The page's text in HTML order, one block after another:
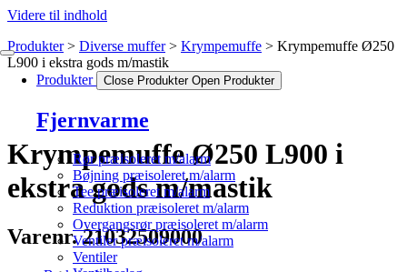
Videre til indhold
Produkter Close Produkter Open Produkter
Fjernvarme
Rør præisoleret m/alarm
Bøjning præisoleret m/alarm
Tee præisoleret m/alarm
Reduktion præisoleret m/alarm
Overgangsrør præisoleret m/alarm
Ventiler præisoleret m/alarm
Ventiler
Produkter Diverse muffer Krympemuffe
Krympemuffe Ø250
L900 i ekstra gods m/mastik
Krympemuffe Ø250 L900 i
ekstra gods m/mastik
Varenr. 21032509000